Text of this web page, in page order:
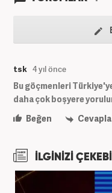
tsk 4 yıl önce
Bu göçmenleri
daha çok boşyere
Beğen
Cevapla
İLGİNİZİ